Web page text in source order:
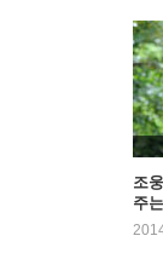
마
영
‘
화
3.0
조
주